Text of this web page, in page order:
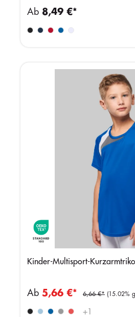
Ab 8,49 €*
Kinder-Multisport-
+1
Ab 5,66 €* 6,66 €* (15.02%